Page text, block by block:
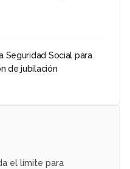
Seguridad Social para
de jubilación
el límite para